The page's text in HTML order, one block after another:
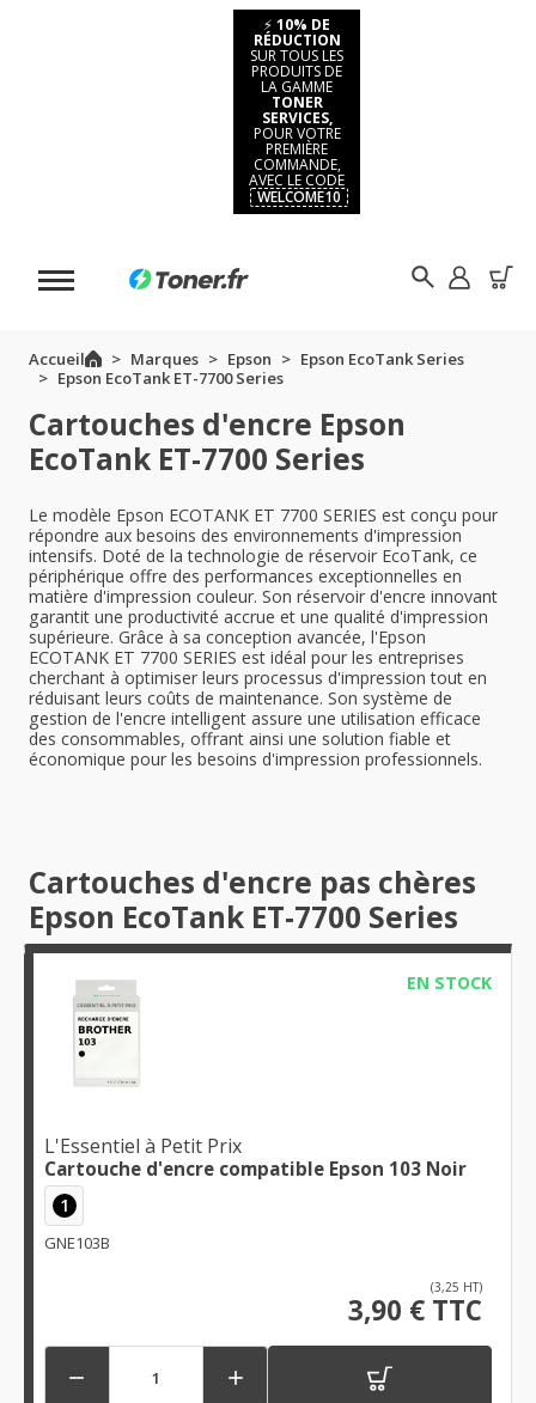
⚡ 10% DE
RÉDUCTION
SUR TOUS LES
PRODUITS DE
LA GAMME
TONER
SERVICES,
POUR VOTRE
PREMIÈRE
COMMANDE,
AVEC LE CODE
WELCOME10
Accueil Marques Epson
Epson EcoTank Series
Epson EcoTank ET-7700 Series
Cartouches d'encre Epson
EcoTank ET-7700 Series
Le modèle Epson ECOTANK ET 7700 SERIES est conçu pour
répondre aux besoins des environnements d'impression
intensifs. Doté de la technologie de réservoir EcoTank, ce
périphérique offre des performances exceptionnelles en
matière d'impression couleur. Son réservoir d'encre innovant
garantit une productivité accrue et une qualité d'impression
supérieure. Grâce à sa conception avancée, l'Epson
ECOTANK ET 7700 SERIES est idéal pour les entreprises
cherchant à optimiser leurs processus d'impression tout en
réduisant leurs coûts de maintenance. Son système de
gestion de l'encre intelligent assure une utilisation efficace
des consommables, offrant ainsi une solution fiable et
économique pour les besoins d'impression professionnels.
Cartouches d'encre pas chères
Epson EcoTank ET-7700 Series
EN STOCK
L'Essentiel à Petit Prix
Cartouche d'encre compatible Epson 103 Noir
1
GNE103B
(3,25 HT)
3,90 € TTC
 